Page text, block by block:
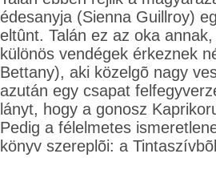
édesanyja (Sienna Guillroy)
eltûnt. Talán ez az oka
különös vendégek érkeznek
Bettany), aki közelgõ nagy
azután egy csapat
lányt, hogy a gonosz
Pedig a félelmetes
könyv szereplõi: a